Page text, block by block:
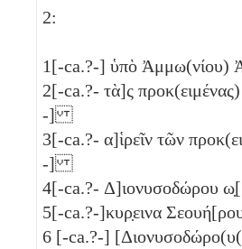
2:
1[-ca.?-] ὑπὸ
2[-ca.?- τὰ]ς
-]
3[-ca.?- α]ἱρεῖν τῶν
-]
4[-ca.?-
5[-ca.?-]κυρ̣εινα
6 [-ca.?-]